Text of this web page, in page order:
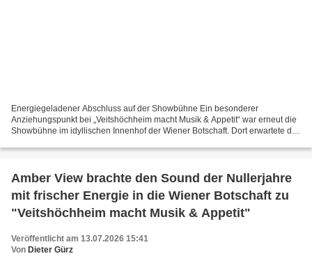
Energiegeladener Abschluss auf der Showbühne Ein besonderer
Anziehungspunkt bei „Veitshöchheim macht Musik & Appetit“ war erneut die
Showbühne im idyllischen Innenhof der Wiener Botschaft. Dort erwartete die
Amber View brachte den Sound der Nullerjahre
mit frischer Energie in die Wiener Botschaft zu
"Veitshöchheim macht Musik & Appetit"
Veröffentlicht am 13.07.2026 15:41
Von Dieter Gürz